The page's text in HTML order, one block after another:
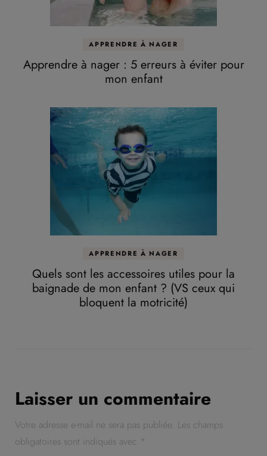
APPRENDRE À NAGER
Apprendre à nager : 5 erreurs à éviter pour
mon enfant
APPRENDRE À NAGER
Quels sont les accessoires utiles pour la
baignade de mon enfant ? (VS ceux qui
bloquent la motricité)
Laisser un commentaire
Votre adresse e-mail ne sera pas publiée. Les champs
obligatoires sont indiqués avec *